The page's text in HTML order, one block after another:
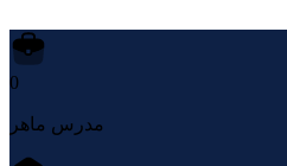
0
مدرس ماهر